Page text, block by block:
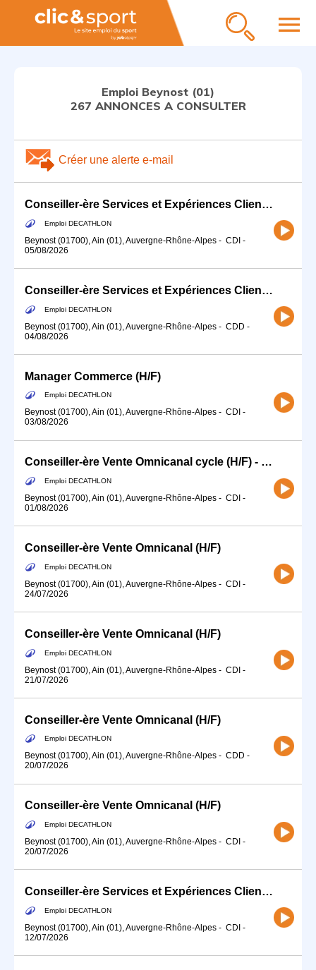
menu
Emploi Beynost (01)
267 ANNONCES A CONSULTER
Créer une alerte e-mail
Conseiller-ère Services et Expériences Client (H/F)
Emploi DECATHLON
Beynost (01700), Ain (01), Auvergne-Rhône-Alpes - CDI -
05/08/2026
Conseiller-ère Services et Expériences Client (H/F)
Emploi DECATHLON
Beynost (01700), Ain (01), Auvergne-Rhône-Alpes - CDD -
04/08/2026
Manager Commerce (H/F)
Emploi DECATHLON
Beynost (01700), Ain (01), Auvergne-Rhône-Alpes - CDI -
03/08/2026
Conseiller-ère Vente Omnicanal cycle (H/F) - Temps partiel 12h
Emploi DECATHLON
Beynost (01700), Ain (01), Auvergne-Rhône-Alpes - CDI -
01/08/2026
Conseiller-ère Vente Omnicanal (H/F)
Emploi DECATHLON
Beynost (01700), Ain (01), Auvergne-Rhône-Alpes - CDI -
24/07/2026
Conseiller-ère Vente Omnicanal (H/F)
Emploi DECATHLON
Beynost (01700), Ain (01), Auvergne-Rhône-Alpes - CDI -
21/07/2026
Conseiller-ère Vente Omnicanal (H/F)
Emploi DECATHLON
Beynost (01700), Ain (01), Auvergne-Rhône-Alpes - CDD -
20/07/2026
Conseiller-ère Vente Omnicanal (H/F)
Emploi DECATHLON
Beynost (01700), Ain (01), Auvergne-Rhône-Alpes - CDI -
20/07/2026
Conseiller-ère Services et Expériences Client (H/F) - Temps partiel
Emploi DECATHLON
Beynost (01700), Ain (01), Auvergne-Rhône-Alpes - CDI -
12/07/2026